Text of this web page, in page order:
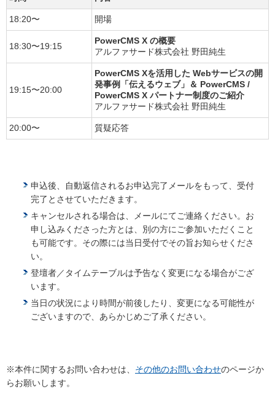
18:20〜 開場
18:30〜19:15
PowerCMS X の概要
アルファサード株式会社 野田純生
19:15〜20:00
PowerCMS Xを活用した Webサービスの開
発事例「伝えるウェブ」＆ PowerCMS /
PowerCMS X パートナー制度のご紹介
アルファサード株式会社 野田純生
20:00〜 質疑応答
申込後、自動返信されるお申込完了メールをもって、受付
完了とさせていただきます。
キャンセルされる場合は、メールにてご連絡ください。お
申し込みくださった方とは、別の方にご参加いただくこと
も可能です。その際には当日受付でその旨お知らせくださ
い。
登壇者／タイムテーブルは予告なく変更になる場合がござ
います。
当日の状況により時間が前後したり、変更になる可能性が
ございますので、あらかじめご了承ください。
※本件に関するお問い合わせは、 その他のお問い合わせのページか
らお願いします。